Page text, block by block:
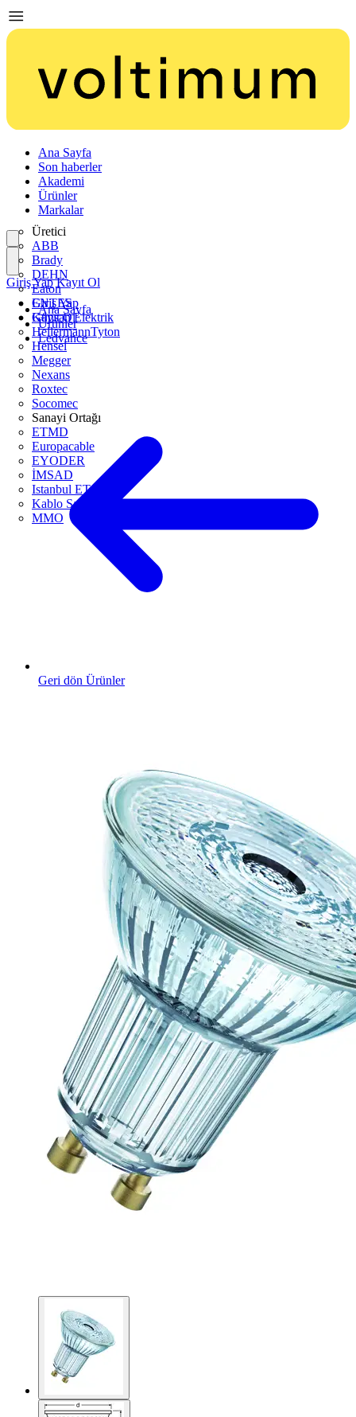
Ana Sayfa
Son haberler
Akademi
Ürünler
Markalar
Üretici
ABB
Brady
DEHN
Eaton
ENTES
Günsan Elektrik
HellermannTyton
Hensel
Megger
Nexans
Roxtec
Socomec
Sanayi Ortağı
ETMD
Europacable
EYODER
İMSAD
Istanbul ETO
Kablo Sanayicileri Derneği
MMO
Giriş Yap
Kayıt Ol
Giriş Yap Kayıt Ol
Ana Sayfa
Ürünler
Ledvance
Geri dön Ürünler